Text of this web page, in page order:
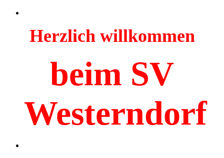
Herzlich willkommen
beim SV
Westerndorf